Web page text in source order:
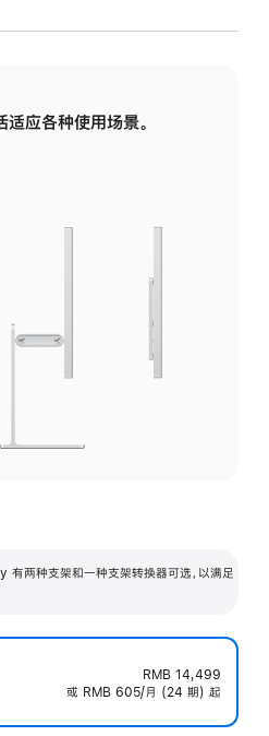
适应各种使用场景。
两种支架和一种支架转换器可选，以满足
RMB 14,499
或 RMB 605/月 (24 期) 起